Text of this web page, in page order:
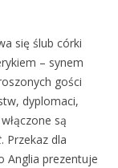
się ślub córki
– synem
gości
dyplomaci,
są
. Przekaz dla
Anglia prezentuje